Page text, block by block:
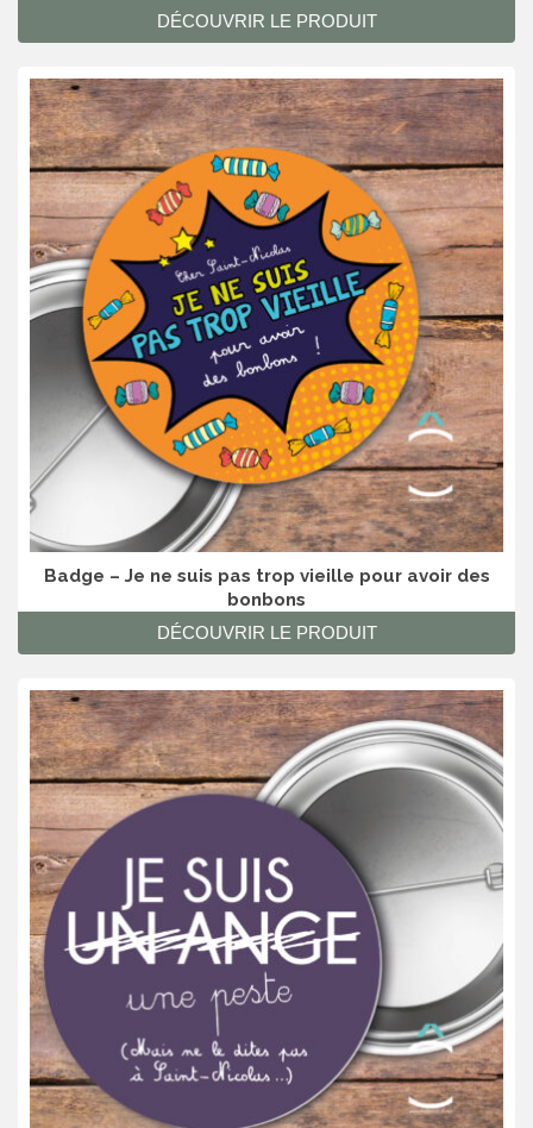
DÉCOUVRIR LE PRODUIT
Badge – Je ne suis pas trop vieille pour avoir des
bonbons
DÉCOUVRIR LE PRODUIT